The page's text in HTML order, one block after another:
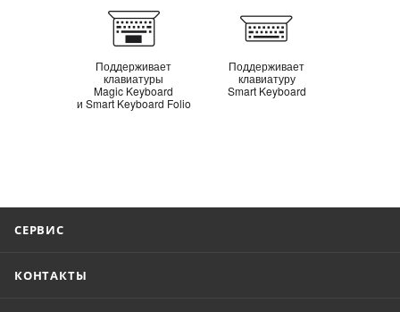
Поддержка
клавиатуры
Поддерживает
клавиатуры
Magic Keyboard
и Smart Keyboard Folio
Поддерживает
клавиатуру
Smart Keyboard
СЕРВИС
КОНТАКТЫ